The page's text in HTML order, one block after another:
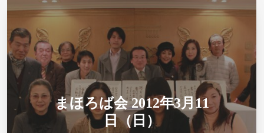
まほろば会 2012年3月11
日（日）